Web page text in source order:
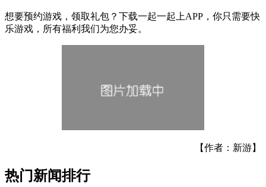
想要预约游戏，领取礼包？下载一起一起上APP，你只需要快
乐游戏，所有福利我们为您办妥。
【作者：新游】
热门新闻排行